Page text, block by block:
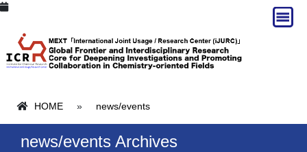
HOME » news/events
news/events Archives